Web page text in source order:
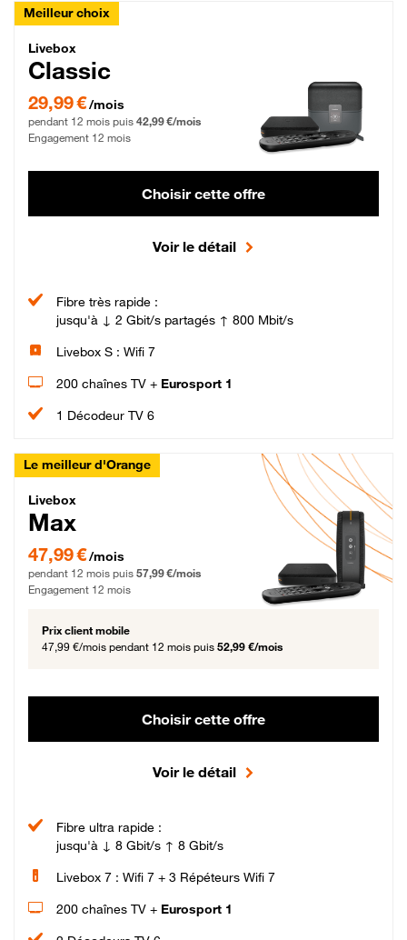
Meilleur choix
Livebox Classic Fibre
Livebox
Classic
29,99 € par mois pendant 12 mois puis 42,99 € par mois, Engagement 12 mois
29,99 €/mois
pendant 12 mois puis 42,99 €/mois
Engagement 12 mois
Choisir cette offre
Voir le détail
Fibre très rapide :
jusqu'à ↓ 2 Gbit/s partagés ↑ 800 Mbit/s
Livebox S : Wifi 7
200 chaînes TV + Eurosport 1
1 Décodeur TV 6
Le meilleur d'Orange
Livebox Max Fibre
Livebox
Max
47,99 € par mois pendant 12 mois puis 57,99 € par mois, Engagement 12 mois
47,99 €/mois
pendant 12 mois puis 57,99 €/mois
Engagement 12 mois
Prix client mobile
47,99 €/mois pendant 12 mois puis 52,99 €/mois
Choisir cette offre
Voir le détail
Fibre ultra rapide :
jusqu'à ↓ 8 Gbit/s ↑ 8 Gbit/s
Livebox 7 : Wifi 7 + 3 Répéteurs Wifi 7
200 chaînes TV + Eurosport 1